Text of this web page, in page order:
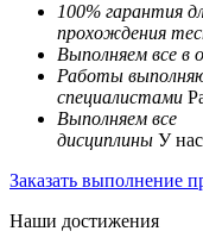
100% гарантия
прохождения
Выполняем все в
Работы
специалистами
Выполняем все
дисциплины У
Заказать выполнение
Наши достижения